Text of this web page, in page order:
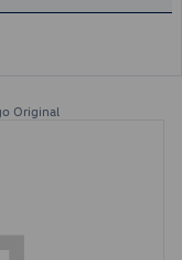
Original